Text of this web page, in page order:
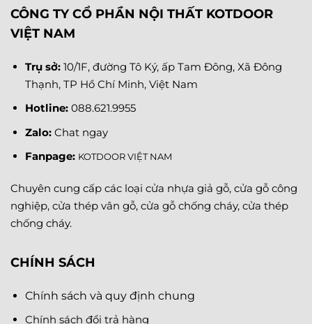
CÔNG TY CỔ PHẦN NỘI THẤT KOTDOOR
VIỆT NAM
Trụ sở: 10/1F, đường Tô Ký, ấp Tam Đông, Xã Đông
Thạnh, TP Hồ Chí Minh, Việt Nam
Hotline: 088.621.9955
Zalo: Chat ngay
Fanpage: KOTDOOR VIỆT NAM
Chuyên cung cấp các loại cửa nhựa giả gỗ, cửa gỗ công
nghiệp, cửa thép vân gỗ, cửa gỗ chống cháy, cửa thép
chống cháy.
CHÍNH SÁCH
Chính sách và quy định chung
Chính sách đổi trả hàng